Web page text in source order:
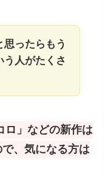
思ったらもう
う人がたくさ
ロ」などの新作は
、気になる方は